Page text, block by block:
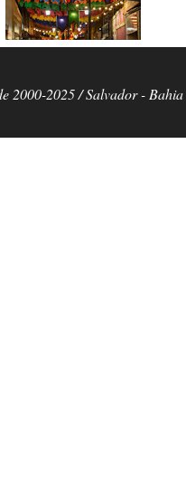
2000-2025 / Salvador -